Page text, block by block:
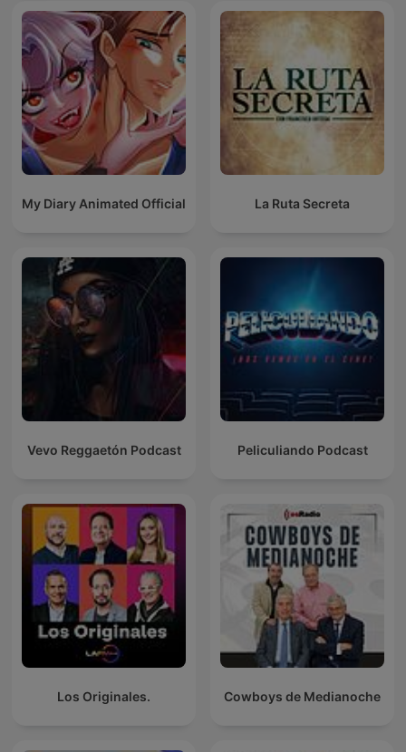
My Diary Animated Official La Ruta Secreta
Vevo Reggaetón Podcast Peliculiando Podcast
Los Originales. Cowboys de Medianoche